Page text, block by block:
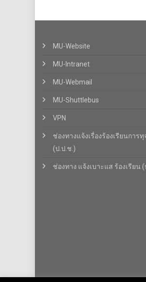
MU-Website
MU-Intranet
MU-Webmail
MU-Shuttlebus
VPN
ช่องทางแจ้งเรื่องร้องเรียนกา
(ป.ป.ช.)
ช่องทาง แจ้งเบาะแส ร้องเรียน